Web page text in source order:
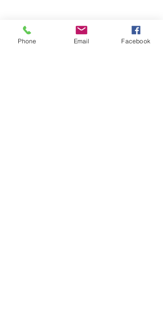
Phone Email Facebook